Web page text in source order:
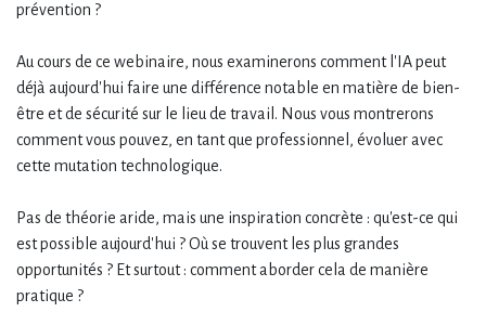
prévention ?
Au cours de ce webinaire, nous examinerons comment l'IA peut
déjà aujourd'hui faire une différence notable en matière de bien-
être et de sécurité sur le lieu de travail. Nous vous montrerons
comment vous pouvez, en tant que professionnel, évoluer avec
cette mutation technologique.
Pas de théorie aride, mais une inspiration concrète : qu'est-ce qui
est possible aujourd'hui ? Où se trouvent les plus grandes
opportunités ? Et surtout : comment aborder cela de manière
pratique ?